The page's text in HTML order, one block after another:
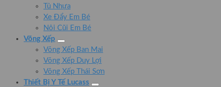
Tủ Nhựa
Xe Đẩy Em Bé
Nôi Cũi Em Bé
Võng Xếp
Võng Xếp Ban Mai
Võng Xếp Duy Lợi
Võng Xếp Thái Sơn
Thiết Bị Y Tế Lucass